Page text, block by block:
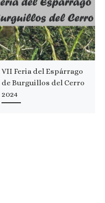
VII Feria del Espárrago
de Burguillos del Cerro
2024